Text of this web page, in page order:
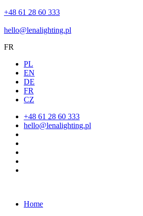
+48 61 28 60 333
hello@lenalighting.pl
FR
PL
EN
DE
FR
CZ
+48 61 28 60 333
hello@lenalighting.pl
Home